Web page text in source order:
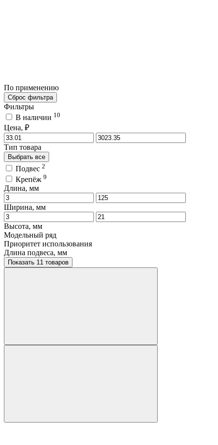
По применению
Сброс фильтра
Фильтры
В наличии 10
Цена, ₽
Тип товара
Выбрать все
Подвес 2
Крепёж 9
Длина, мм
Ширина, мм
Высота, мм
Модельный ряд
Приоритет использования
Длина подвеса, мм
Показать 11 товаров